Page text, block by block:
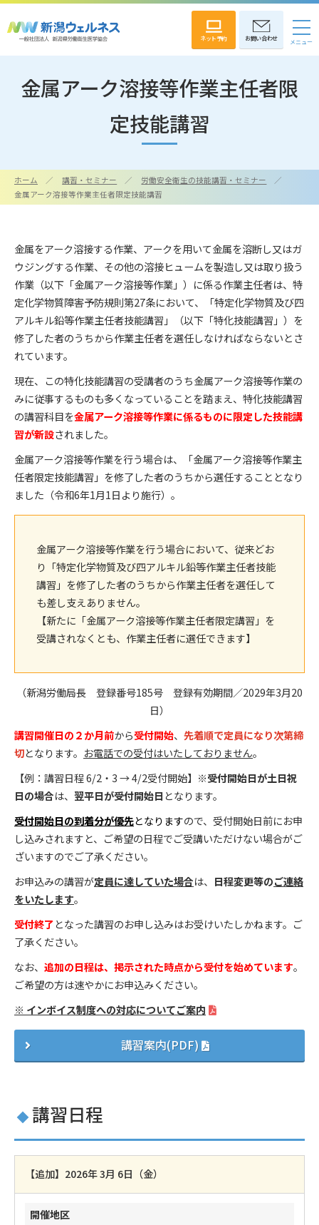
お問い合わせ
ネット予約
金属アーク溶接等作業主任者限
定技能講習
ホーム 講習・セミナー
労働安全衛生の技能講習・セミナー
金属アーク溶接等作業主任者限定技能講習
金属をアーク溶接する作業、アークを用いて金属を溶断し又はガ
ウジングする作業、その他の溶接ヒュームを製造し又は取り扱う
作業（以下「金属アーク溶接等作業」）に係る作業主任者は、特
定化学物質障害予防規則第27条において、「特定化学物質及び四
アルキル鉛等作業主任者技能講習」（以下「特化技能講習」）を
修了した者のうちから作業主任者を選任しなければならないとさ
れています。
現在、この特化技能講習の受講者のうち金属アーク溶接等作業の
みに従事するものも多くなっていることを踏まえ、特化技能講習
の講習科目を金属アーク溶接等作業に係るものに限定した技能講
習が新設されました。
金属アーク溶接等作業を行う場合は、「金属アーク溶接等作業主
任者限定技能講習」を修了した者のうちから選任することとなり
ました（令和6年1月1日より施行）。
金属アーク溶接等作業を行う場合において、従来どお
り「特定化学物質及び四アルキル鉛等作業主任者技能
講習」を修了した者のうちから作業主任者を選任して
も差し支えありません。
【新たに「金属アーク溶接等作業主任者限定講習」を
受講されなくとも、作業主任者に選任できます】
（新潟労働局長 登録番号185号 登録有効期間／2029年3月20
日）
講習開催日の２か月前から受付開始、 先着順で定員になり次第締
切となります。 お電話での受付はいたしておりません。
【例：講習日程 6/2・3 → 4/2受付開始】※受付開始日が土日祝
日の場合は、 翌平日が受付開始日 となります。
受付開始日の到着分が優先となりますので、受付開始日前にお申
し込みされますと、ご希望の日程でご受講いただけない場合がご
ざいますのでご了承ください。
お申込みの講習が定員に達していた場合は、 日程変更等のご連絡
をいたします。
受付終了となった講習のお申し込みはお受けいたしかねます。ご
了承ください。
なお、 追加の日程は、掲示された時点から受付を始めています。
ご希望の方は速やかにお申込みください。
※ インボイス制度への対応についてご案内
講習案内(PDF)
講習日程
【追加】2026年 3月 6日（金）